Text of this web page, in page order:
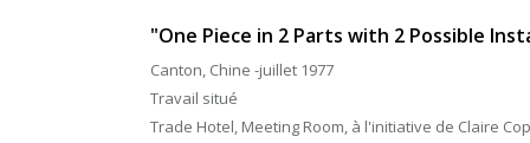
"One Piece in 2 Parts with 2 Possible
Canton, Chine -juillet 1977
Travail situé
Trade Hotel, Meeting Room, à l'initiative de Claire